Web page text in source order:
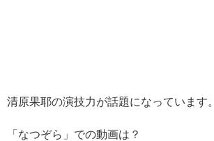
清原果耶の演技力が話題になっています。
「なつぞら」での動画は？